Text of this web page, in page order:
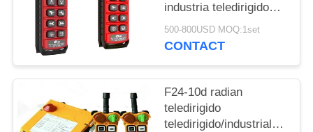
industria teledirigido
para la grúa de arriba
del EOT de la grúa de
500-800USD MOQ:1set
CONTACT
F24-10d radian
teledirigido
teledirigido/industrial